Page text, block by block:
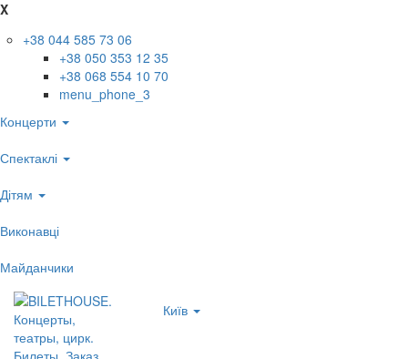
X
+38 044 585 73 06
+38 050 353 12 35
+38 068 554 10 70
menu_phone_3
Концерти
Спектаклі
Дітям
Виконавці
Майданчики
Київ